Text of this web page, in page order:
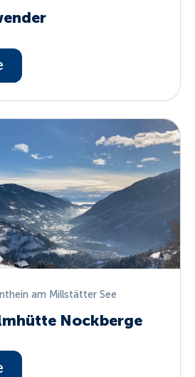
am Millstätter See
Nockberge